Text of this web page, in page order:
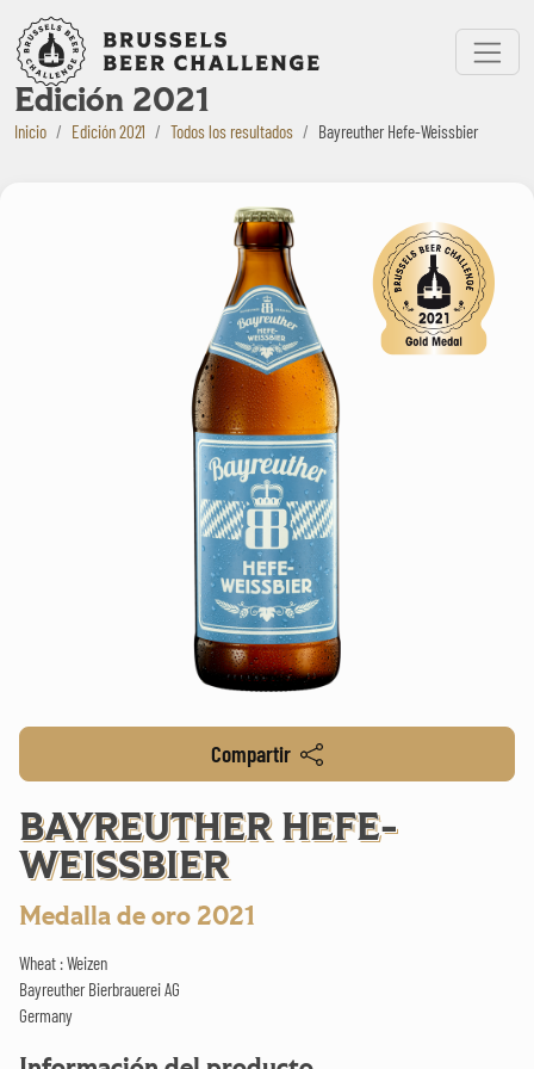
Bruxelles Beer Challenge
Menu
Edición 2021
Inicio Edición 2021 Todos los resultados Bayreuther Hefe-Weissbier
Compartir
BAYREUTHER HEFE-
WEISSBIER
Medalla de oro 2021
Wheat : Weizen
Bayreuther Bierbrauerei AG
Germany